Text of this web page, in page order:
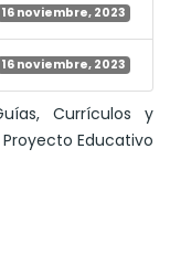
16 noviembre, 2023
16 noviembre, 2023
Currículos y
Educativo